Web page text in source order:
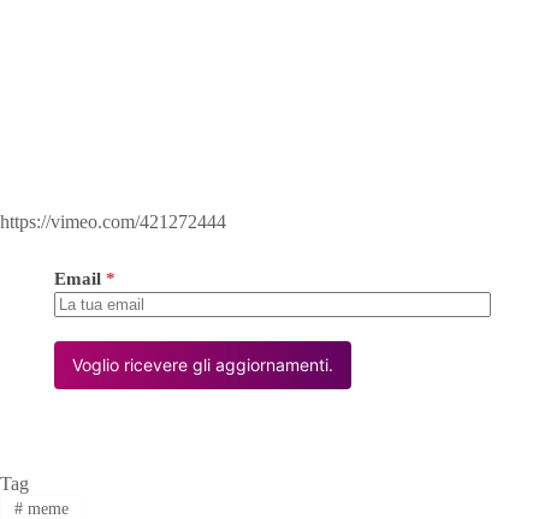
https://vimeo.com/421272444
Email *
Voglio ricevere gli aggiornamenti.
Tag
#meme